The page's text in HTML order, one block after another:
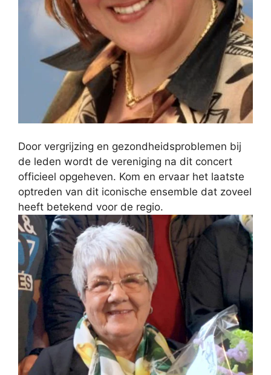
Door vergrijzing en gezondheidsproblemen bij
de leden wordt de vereniging na dit concert
officieel opgeheven. Kom en ervaar het laatste
optreden van dit iconische ensemble dat zoveel
heeft betekend voor de regio.